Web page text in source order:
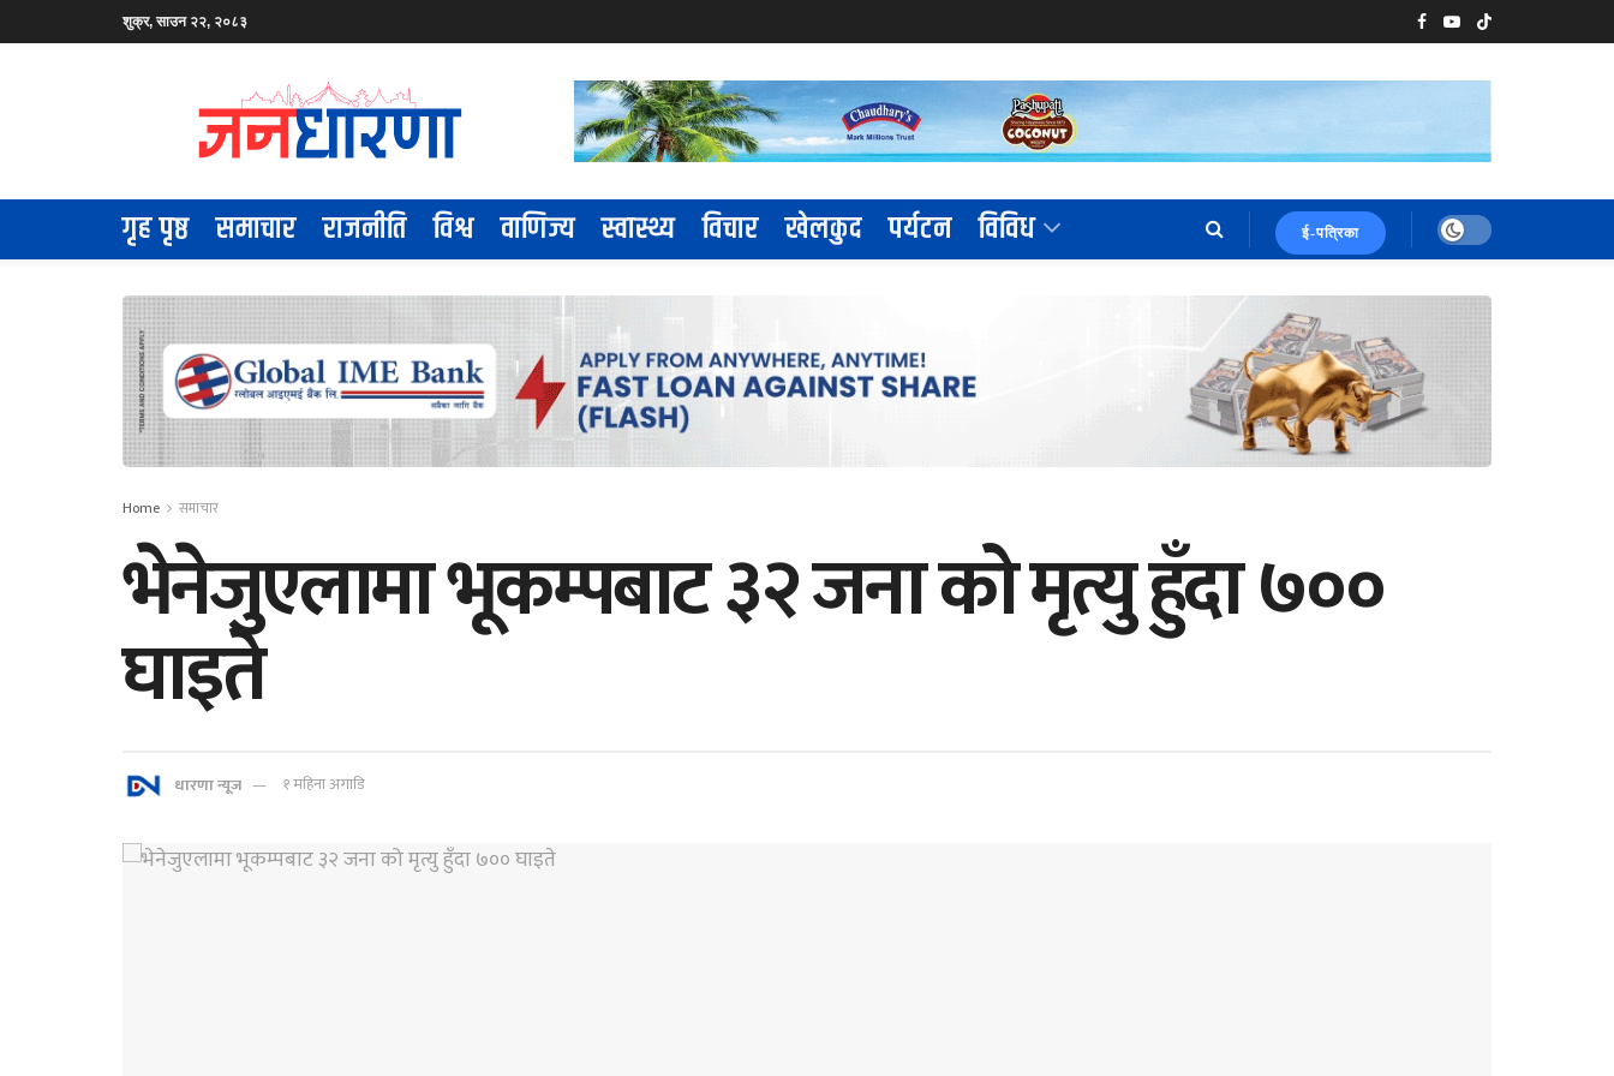
शुक्र, साउन २२, २०८३
गृह पृष्ठ समाचार राजनीति विश्व वाणिज्य स्वास्थ्य विचार खेलकुद पर्यटन विविध ई-पत्रिका
Home समाचार
भेनेजुएलामा भूकम्पबाट ३२ जना को मृत्यु हुँदा ७००
घाइते
धारणा न्यूज १ महिना अगाडि